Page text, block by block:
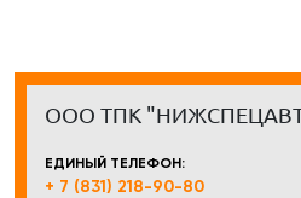
ООО ТПК
ЕДИНЫЙ ТЕЛЕФОН:
+ 7 (831) 218-90-80